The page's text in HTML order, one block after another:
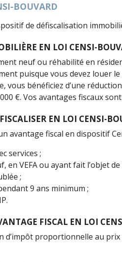
BOUVARD
de défiscalisation
EN LOI CENSI-
neuf ou réhabilité en
puisque vous devez louer
vous bénéficiez d’une
€. Vos avantages fiscaux
EN LOI CENSI-
avantage fiscal en dispositif
services ;
en VEFA ou ayant fait l’objet
;
9 ans minimum ;
FISCAL EN LOI
d’impôt proportionnelle au